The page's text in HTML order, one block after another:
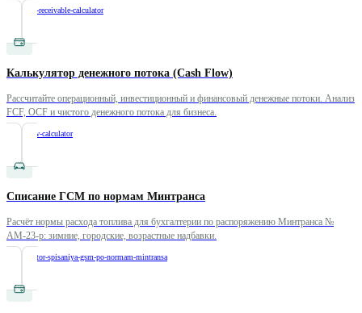
accounts-receivable-calculator
Калькулятор денежного потока (Cash Flow)
Рассчитайте операционный, инвестиционный и финансовый денежные потоки. Анализ
FCF, OCF и чистого денежного потока для бизнеса.
cash-flow-calculator
Списание ГСМ по нормам Минтранса
Расчёт нормы расхода топлива для бухгалтерии по распоряжению Минтранса №
АМ-23-р: зимние, городские, возрастные надбавки.
kalkulyator-spisaniya-gsm-po-normam-mintransa